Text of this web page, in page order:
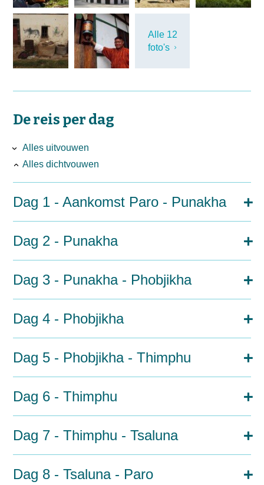
Alle 12
foto's
De reis per dag
Alles uitvouwen
Alles dichtvouwen
Dag 1 - Aankomst Paro - Punakha
Dag 2 - Punakha
Dag 3 - Punakha - Phobjikha
Dag 4 - Phobjikha
Dag 5 - Phobjikha - Thimphu
Dag 6 - Thimphu
Dag 7 - Thimphu - Tsaluna
Dag 8 - Tsaluna - Paro